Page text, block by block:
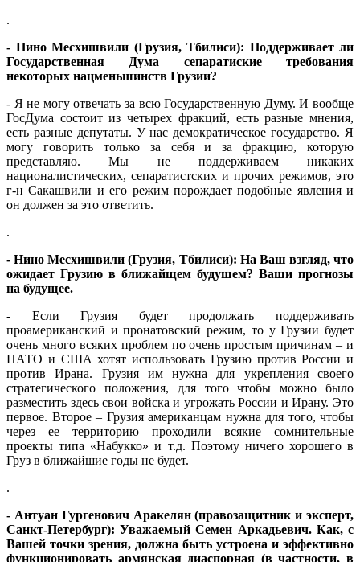
.
- Нино Месхишвили (Грузия, Тбилиси): Поддерживает ли
Государственная Дума сепаратиские требования
некоторых нацменьшинств Грузии?
- Я не могу отвечать за всю Государственную Думу. И вообще
ГосДума состоит из четырех фракций, есть разные мнения,
есть разные депутаты. У нас демократическое государство. Я
могу говорить только за себя и за фракцию, которую
представляю. Мы не поддерживаем никаких
националистических, сепаратистских и прочих режимов, это
г-н Сакашвили и его режим порождает подобные явления и
он должен за это ответить.
.
- Нино Месхишвили (Грузия, Тбилиси): На Ваш взгляд, что
ожидает Грузию в ближайщем будушем? Ваши прогнозы
на будущее.
- Если Грузия будет продолжать поддерживать
проамериканский и пронатовский режим, то у Грузии будет
очень много всяких проблем по очень простым причинам – и
НАТО и США хотят использовать Грузию против России и
против Ирана. Грузия им нужна для укрепления своего
стратегического положения, для того чтобы можно было
разместить здесь свои войска и угрожать России и Ирану. Это
первое. Второе – Грузия американцам нужна для того, чтобы
через ее территорию проходили всякие сомнительные
проекты типа «Набукко» и т.д. Поэтому ничего хорошего в
Груз в ближайшие годы не будет.
.
- Антуан Гургенович Аракелян (правозащитник и эксперт,
Санкт-Петербург): Уважаемый Семен Аркадьевич. Как, с
Вашей точки зрения, должна быть устроена и эффективно
функционировать армянская диаспорная (в частности, в